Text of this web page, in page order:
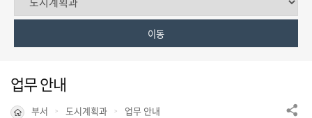
업무 안내
부서 도시계획과 업무 안내